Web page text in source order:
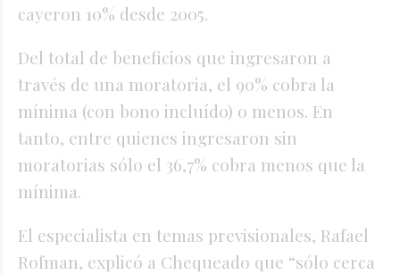
cayeron 10% desde 2005.
Del total de beneficios que ingresaron a
través de una moratoria, el 90% cobra la
mínima (con bono incluído) o menos. En
tanto, entre quienes ingresaron sin
moratorias sólo el 36,7% cobra menos que la
mínima.
El especialista en temas previsionales, Rafael
Rofman, explicó a Chequeado que “sólo cerca